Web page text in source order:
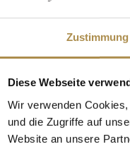
Zustimmung
Diese Webseite
Wir verwenden
und die Zugriffe auf
Website an unsere